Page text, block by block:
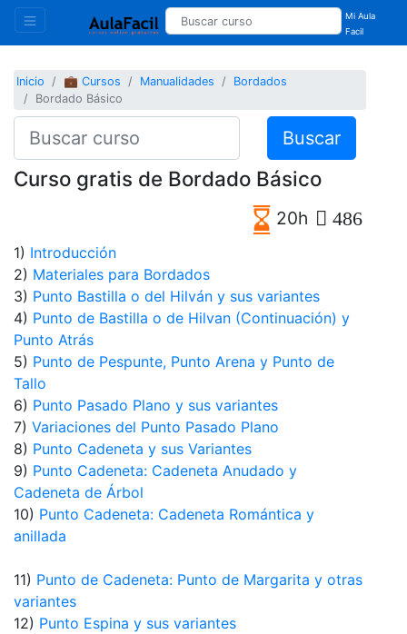
Mi Aula
Facil
Inicio 💼 Cursos Manualidades
Bordados
Bordado Básico
Buscar
Curso gratis de Bordado Básico
20h 486
1) Introducción
2) Materiales para Bordados
3) Punto Bastilla o del Hilván y sus variantes
4) Punto de Bastilla o de Hilvan (Continuación) y
Punto Atrás
5) Punto de Pespunte, Punto Arena y Punto de
Tallo
6) Punto Pasado Plano y sus variantes
7) Variaciones del Punto Pasado Plano
8) Punto Cadeneta y sus Variantes
9) Punto Cadeneta: Cadeneta Anudado y
Cadeneta de Árbol
10) Punto Cadeneta: Cadeneta Romántica y
anillada
11) Punto de Cadeneta: Punto de Margarita y otras
variantes
12) Punto Espina y sus variantes